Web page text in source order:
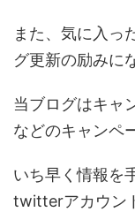
また、気に入っ
グ更新の励みに
当ブログはキャ
などのキャンペ
いち早く情報を
twitterアカウン